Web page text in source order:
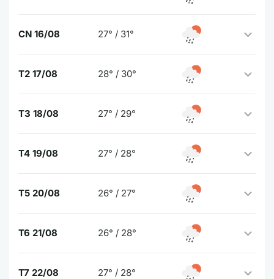
CN 16/08 27° / 31°
T2 17/08 28° / 30°
T3 18/08 27° / 29°
T4 19/08 27° / 28°
T5 20/08 26° / 27°
T6 21/08 26° / 28°
T7 22/08 27° / 28°